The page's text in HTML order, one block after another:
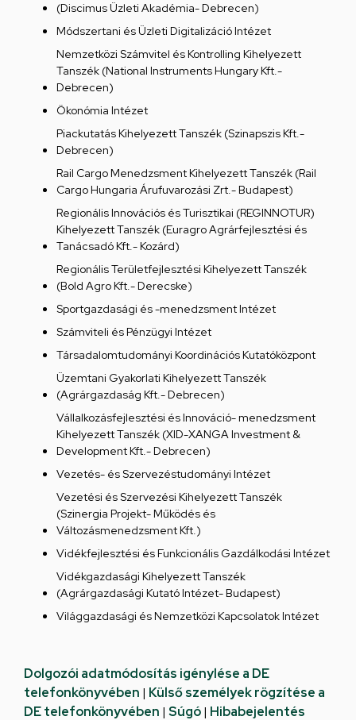
(Discimus Üzleti Akadémia- Debrecen)
Módszertani és Üzleti Digitalizáció Intézet
Nemzetközi Számvitel és Kontrolling Kihelyezett
Tanszék (National Instruments Hungary Kft.-
Debrecen)
Ökonómia Intézet
Piackutatás Kihelyezett Tanszék (Szinapszis Kft.-
Debrecen)
Rail Cargo Menedzsment Kihelyezett Tanszék (Rail
Cargo Hungaria Árufuvarozási Zrt.- Budapest)
Regionális Innovációs és Turisztikai (REGINNOTUR)
Kihelyezett Tanszék (Euragro Agrárfejlesztési és
Tanácsadó Kft.- Kozárd)
Regionális Területfejlesztési Kihelyezett Tanszék
(Bold Agro Kft.- Derecske)
Sportgazdasági és -menedzsment Intézet
Számviteli és Pénzügyi Intézet
Társadalomtudományi Koordinációs Kutatóközpont
Üzemtani Gyakorlati Kihelyezett Tanszék
(Agrárgazdaság Kft.- Debrecen)
Vállalkozásfejlesztési és Innováció- menedzsment
Kihelyezett Tanszék (XID-XANGA Investment &
Development Kft.- Debrecen)
Vezetés- és Szervezéstudományi Intézet
Vezetési és Szervezési Kihelyezett Tanszék
(Szinergia Projekt- Működés és
Változásmenedzsment Kft.)
Vidékfejlesztési és Funkcionális Gazdálkodási Intézet
Vidékgazdasági Kihelyezett Tanszék
(Agrárgazdasági Kutató Intézet- Budapest)
Világgazdasági és Nemzetközi Kapcsolatok Intézet
Dolgozói adatmódosítás igénylése a DE
telefonkönyvében | Külső személyek rögzítése a
DE telefonkönyvében | Súgó| Hibabejelentés